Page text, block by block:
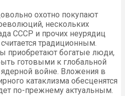
охотно покупают
нескольких
СССР и прочих неурядиц
традиционным.
приобретают богатые люди,
готовыми к глобальной
войне. Вложения в
катаклизма обесценятся
по-прежнему актуальным.